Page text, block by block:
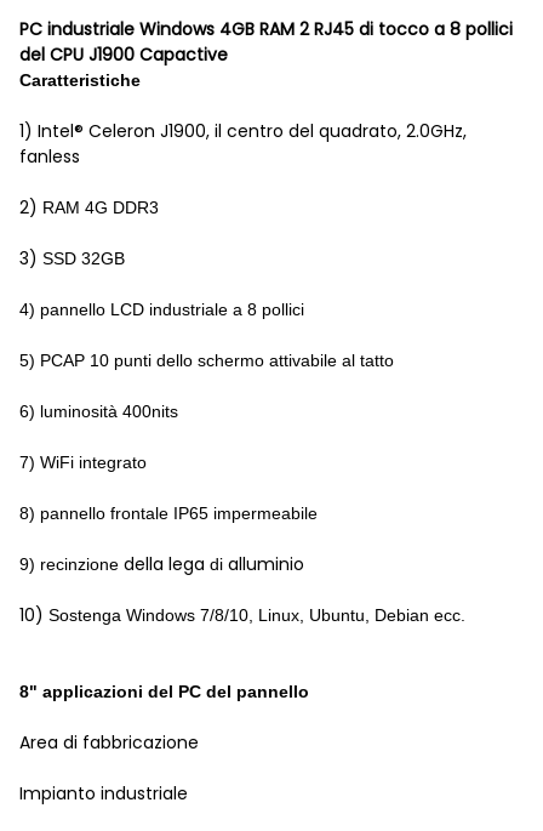
PC industriale Windows 4GB RAM 2 RJ45 di tocco a 8 pollici
del CPU J1900 Capactive
Caratteristiche
1) Intel® Celeron J1900, il centro del quadrato, 2.0GHz,
fanless
2) RAM 4G DDR3
3) SSD 32GB
4) pannello LCD industriale a 8 pollici
5) PCAP 10 punti dello schermo attivabile al tatto
6) luminosità 400nits
7) WiFi integrato
8) pannello frontale IP65 impermeabile
9) recinzione della lega di alluminio
10) Sostenga Windows 7/8/10, Linux, Ubuntu, Debian ecc.
8" applicazioni del PC del pannello
Area di fabbricazione
Impianto industriale